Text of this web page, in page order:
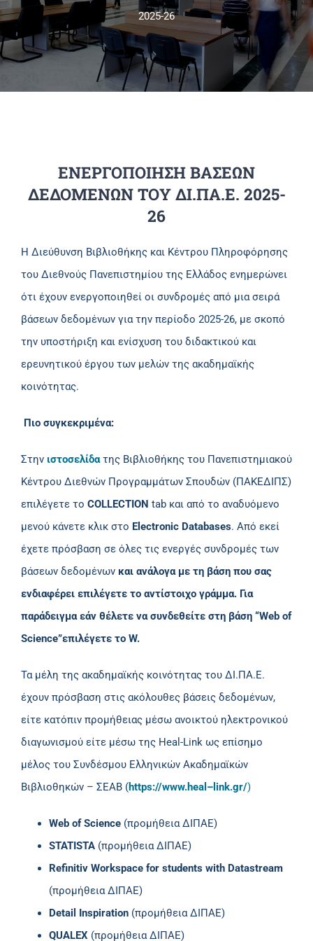
Πανεπιστημιακές Μονάδες
2025-26
ΕΝΕΡΓΟΠΟΙΗΣΗ ΒΑΣΕΩΝ
ΔΕΔΟΜΕΝΩΝ ΤΟΥ ΔΙ.ΠΑ.Ε. 2025-
26
Η Διεύθυνση Βιβλιοθήκης και Κέντρου Πληροφόρησης
του Διεθνούς Πανεπιστημίου της Ελλάδος ενημερώνει
ότι έχουν ενεργοποιηθεί οι συνδρομές από μια σειρά
βάσεων δεδομένων για την περίοδο 2025-26, με σκοπό
την υποστήριξη και ενίσχυση του διδακτικού και
ερευνητικού έργου των μελών της ακαδημαϊκής
κοινότητας.
Πιο συγκεκριμένα:
Στην ιστοσελίδατης Βιβλιοθήκης του Πανεπιστημιακού
Κέντρου Διεθνών Προγραμμάτων Σπουδών (ΠΑΚΕΔIΠΣ)
επιλέγετε το COLLECTION tab και από το αναδυόμενο
μενού κάνετε κλικ στο Electronic Databases. Από εκεί
έχετε πρόσβαση σε όλες τις ενεργές συνδρομές των
βάσεων δεδομένων και ανάλογα με τη βάση που σας
ενδιαφέρει επιλέγετε το αντίστοιχο γράμμα. Για
παράδειγμα εάν θέλετε να συνδεθείτε στη βάση “Web of
Science”επιλέγετε το W.
Τα μέλη της ακαδημαϊκής κοινότητας του ΔΙ.ΠΑ.Ε.
έχουν πρόσβαση στις ακόλουθες βάσεις δεδομένων,
είτε κατόπιν προμήθειας μέσω ανοικτού ηλεκτρονικού
διαγωνισμού είτε μέσω της Ηeal-Link ως επίσημο
μέλος του Συνδέσμου Ελληνικών Ακαδημαϊκών
Βιβλιοθηκών – ΣΕΑΒ (https://www.heal – link.gr/)
Web of Science (προμήθεια ΔΙΠΑΕ)
STATISTA (προμήθεια ΔΙΠΑΕ)
Refinitiv Workspace for students with Datastream
(προμήθεια ΔΙΠΑΕ)
Detail Inspiration (προμήθεια ΔΙΠΑΕ)
QUALEX (προμήθεια ΔΙΠΑΕ)